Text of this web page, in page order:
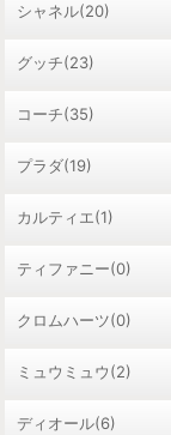
シャネル(20)
グッチ(23)
コーチ(35)
プラダ(19)
カルティエ(1)
ティファニー(0)
クロムハーツ(0)
ミュウミュウ(2)
ディオール(6)